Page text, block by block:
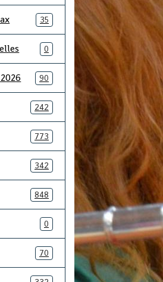
35
0
90
242
773
342
848
0
70